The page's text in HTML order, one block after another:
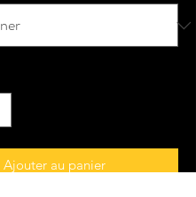
Ajouter au panier